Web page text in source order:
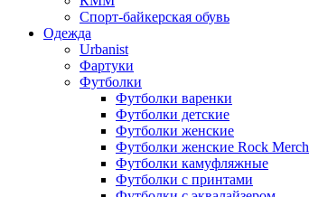
Спорт-байкерская обувь
Одежда
Urbanist
Фартуки
Футболки
Футболки варенки
Футболки детские
Футболки женские
Футболки женские Rock Merch
Футболки камуфляжные
Футболки с принтами